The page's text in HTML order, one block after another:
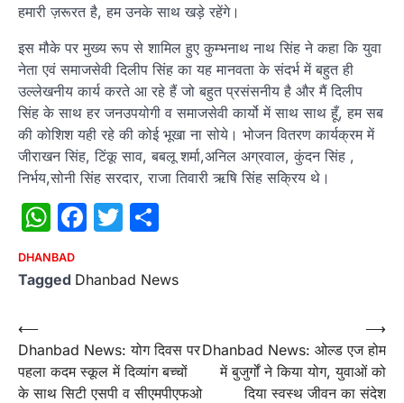
हमारी ज़रूरत है, हम उनके साथ खड़े रहेंगे।
इस मौके पर मुख्य रूप से शामिल हुए कुम्भनाथ नाथ सिंह ने कहा कि युवा
नेता एवं समाजसेवी दिलीप सिंह का यह मानवता के संदर्भ में बहुत ही
उल्लेखनीय कार्य करते आ रहे हैं जो बहुत प्रसंसनीय है और मैं दिलीप
सिंह के साथ हर जनउपयोगी व समाजसेवी कार्यो में साथ साथ हूँ, हम सब
की कोशिश यही रहे की कोई भूखा ना सोये। भोजन वितरण कार्यक्रम में
जीराखन सिंह, टिंकू साव, बबलू शर्मा,अनिल अग्रवाल, कुंदन सिंह ,
निर्भय,सोनी सिंह सरदार, राजा तिवारी ऋषि सिंह सक्रिय थे।
WhatsApp
Facebook
Twitter
DHANBAD
Tagged Dhanbad News
Post
navigation
⟵
Dhanbad News: योग दिवस पर
पहला कदम स्कूल में दिव्यांग बच्चों
के साथ सिटी एसपी व सीएमपीएफओ
Dhanbad News: ओल्ड एज होम
में बुजुर्गों ने किया योग, युवाओं को
दिया स्वस्थ जीवन का संदेश
⟶